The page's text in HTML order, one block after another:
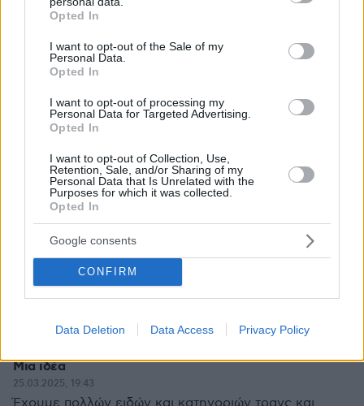
grant or deny consent to Google and its third-party tags to
use your data for below specified purposes in below Google
consent section.
Opted In
I want to opt-out of the Sale of my
Personal Data.
Opted In
I want to opt-out of processing my
Personal Data for Targeted Advertising.
Opted In
I want to opt-out of Collection, Use,
Retention, Sale, and/or Sharing of my
Personal Data that Is Unrelated with the
Purposes for which it was collected.
Opted In
Google consents
CONFIRM
Data Deletion Data Access Privacy Policy
ΑΠΑΝΤΗΣΗ
Ομολογούν
25.03.2025, 20:08
Αυτό που έμμεσα ομολογούν είναι ότι κανείς δεν
εξέτασε τον αλγερινό μποξέρ αν είναι γυναίκα αλλά
βασίζονται σε πιστοποιητικά γέννησης...
ΑΠΑΝΤΗΣΗ
25.03.2025, 19:48
Και τώρα ο Μπάμπης ο Μουστάκιας πως θα παίρνει
μετάλλια?
Μια ιδέα
25.03.2025, 19:43